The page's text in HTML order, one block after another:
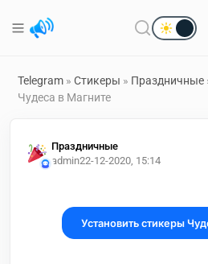
Telegram » Стикеры » Праздничные
Чудеса в Магните
Праздничные
admin22-12-2020, 15:14
Установить стикеры